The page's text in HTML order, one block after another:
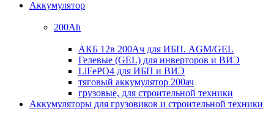
Аккумулятор
200Ah
АКБ 12в 200Ач для ИБП. AGM/GEL
Гелевые (GEL) для инверторов и ВИЭ
LiFePO4 для ИБП и ВИЭ
тяговый аккумулятор 200ач
грузовые, для строительной техники
Аккумуляторы для грузовиков и строительной техники